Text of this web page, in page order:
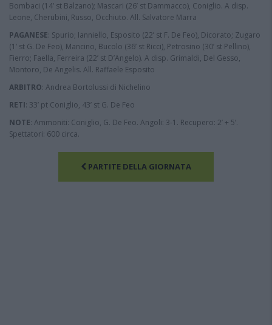
Bombaci (14’ st Balzano); Mascari (26’ st Dammacco), Coniglio. A disp.
Leone, Cherubini, Russo, Occhiuto. All. Salvatore Marra
PAGANESE: Spurio; Ianniello, Esposito (22’ st F. De Feo), Dicorato; Zugaro
(1’ st G. De Feo), Mancino, Bucolo (36’ st Ricci), Petrosino (30’ st Pellino),
Fierro; Faella, Ferreira (22’ st D’Angelo). A disp. Grimaldi, Del Gesso,
Montoro, De Angelis. All. Raffaele Esposito
ARBITRO: Andrea Bortolussi di Nichelino
RETI: 33’ pt Coniglio, 43’ st G. De Feo
NOTE: Ammoniti: Coniglio, G. De Feo. Angoli: 3-1. Recupero: 2’ + 5’.
Spettatori: 600 circa.
PARTITE DELLA GIORNATA